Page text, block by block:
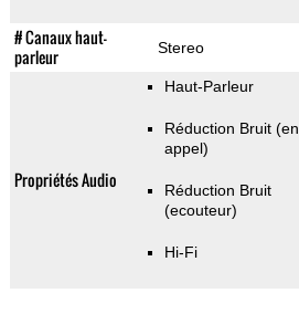
# Canaux haut-
parleur
Stereo
Propriétés Audio
Haut-Parleur
Réduction Bruit (en
appel)
Réduction Bruit
(ecouteur)
Hi-Fi